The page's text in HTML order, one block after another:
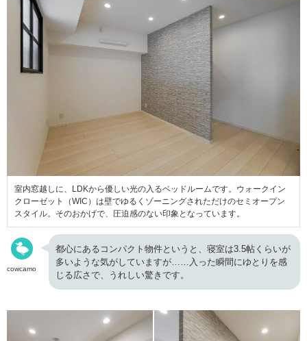
室内窓越しに、LDKから優しい光の入るベッドルームです。ウォークイン
クローゼット（WIC）は壁でゆるくゾーニングされただけのセミオープン
スタイル。そのおかげで、圧迫感のない印象となっています。
cowcamo
都心にあるコンパクト物件というと、寝室は3.5帖くらいが
多いような気がしていますが……入った瞬間にゆとりを感
じる広さで、うれしい驚きです。